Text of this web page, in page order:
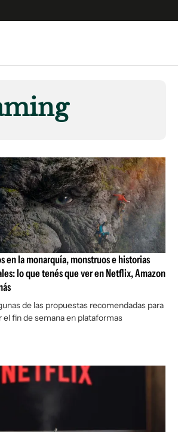
en la monarquía, monstruos e historias
lo que tenés que ver en Netflix, Amazon
de las propuestas recomendadas para
el fin de semana en plataformas